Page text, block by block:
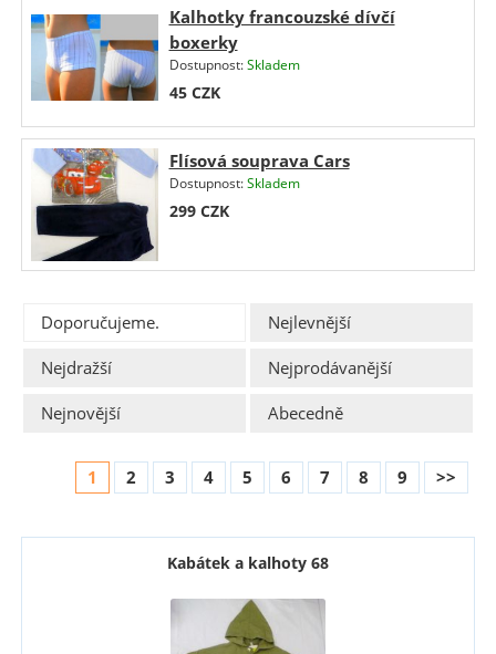
Kalhotky francouzské dívčí
boxerky
Dostupnost:Skladem
45 CZK
Flísová souprava Cars
Dostupnost:Skladem
299 CZK
Doporučujeme.
Nejlevnější
Nejdražší
Nejprodávanější
Nejnovější
Abecedně
1 2 3 4 5 6 7 8 9 >>
Kabátek a kalhoty 68